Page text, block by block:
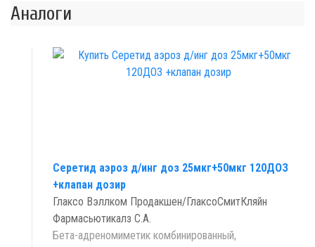
Аналоги
Серетид аэроз д/инг доз 25мкг+50мкг 120ДОЗ
+клапан дозир
Глаксо Вэллком Продакшен/ГлаксоСмитКляйн
Фармасьютикалз С.А.
Бета-адреномиметик комбинированный,